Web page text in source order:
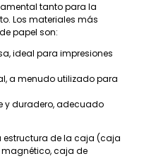
tanto para la
Los materiales más
papel son:
ideal para impresiones
a menudo utilizado para
y duradero, adecuado
estructura de la caja (caja
caja de